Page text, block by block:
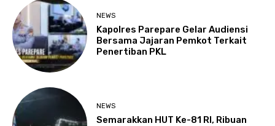
NEWS
Kapolres Parepare Gelar Audiensi
Bersama Jajaran Pemkot Terkait
Penertiban PKL
NEWS
Semarakkan HUT Ke-81 RI, Ribuan